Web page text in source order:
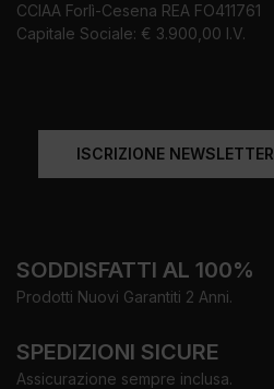
CCIAA Forlì-Cesena REA FO411761
Capitale Sociale: € 3.900,00 I.V.
ISCRIZIONE NEWSLETTER
SODDISFATTI AL 100%
Prodotti Nuovi Garantiti 2 Anni.
SPEDIZIONI SICURE
Assicurazione sempre inclusa.